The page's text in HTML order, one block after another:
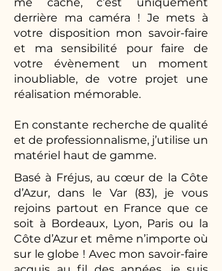
derrière ma caméra ! Je mets à
votre disposition mon savoir-faire
et ma sensibilité pour faire de
votre évènement un moment
inoubliable, de votre projet une
réalisation mémorable.
En constante recherche de qualité
et de professionnalisme, j’utilise un
matériel haut de gamme.
Basé à Fréjus, au cœur de la Côte
d’Azur, dans le Var (83), je vous
rejoins partout en France que ce
soit à Bordeaux, Lyon, Paris ou la
Côte d’Azur et même n’importe où
sur le globe ! Avec mon savoir-faire